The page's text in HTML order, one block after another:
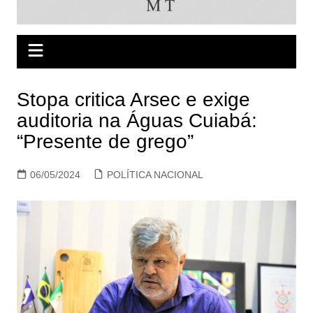
Stopa critica Arsec e exige
auditoria na Águas Cuiabá:
“Presente de grego”
06/05/2024 POLÍTICA NACIONAL